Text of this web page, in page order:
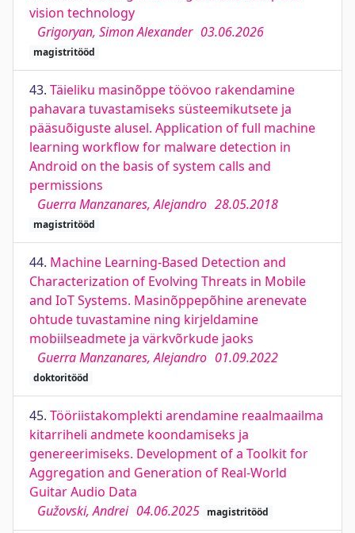
vision technology
Grigoryan, Simon Alexander 03.06.2026
magistritööd
43. Täieliku masinõppe töövoo rakendamine
pahavara tuvastamiseks süsteemikutsete ja
pääsuõiguste alusel. Application of full machine
learning workflow for malware detection in
Android on the basis of system calls and
permissions
Guerra Manzanares, Alejandro 28.05.2018
magistritööd
44. Machine Learning-Based Detection and
Characterization of Evolving Threats in Mobile
and IoT Systems. Masinõppepõhine arenevate
ohtude tuvastamine ning kirjeldamine
mobiilseadmete ja värkvõrkude jaoks
Guerra Manzanares, Alejandro 01.09.2022
doktoritööd
45. Tööriistakomplekti arendamine reaalmaailma
kitarriheli andmete koondamiseks ja
genereerimiseks. Development of a Toolkit for
Aggregation and Generation of Real-World
Guitar Audio Data
Gužovski, Andrei 04.06.2025 magistritööd